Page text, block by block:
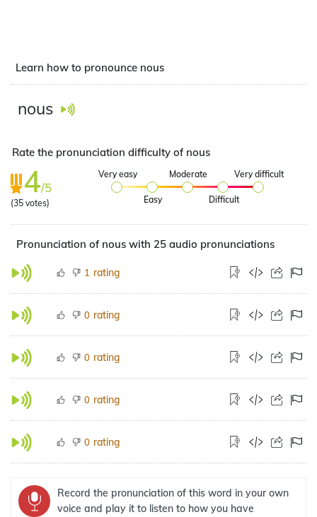
Learn how to pronounce nous
nous
Rate the pronunciation difficulty of nous
4/5
(35 votes)
Very easy
Easy
Moderate
Difficult
Very difficult
Pronunciation of nous with 25 audio pronunciations
1 rating
0 rating
0 rating
0 rating
0 rating
Record the pronunciation of this word in your own
voice and play it to listen to how you have